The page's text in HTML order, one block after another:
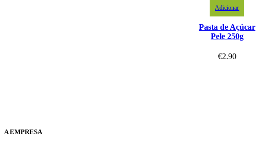
Adicionar
Pasta de Açúcar
Pele 250g
€2.90
A EMPRESA